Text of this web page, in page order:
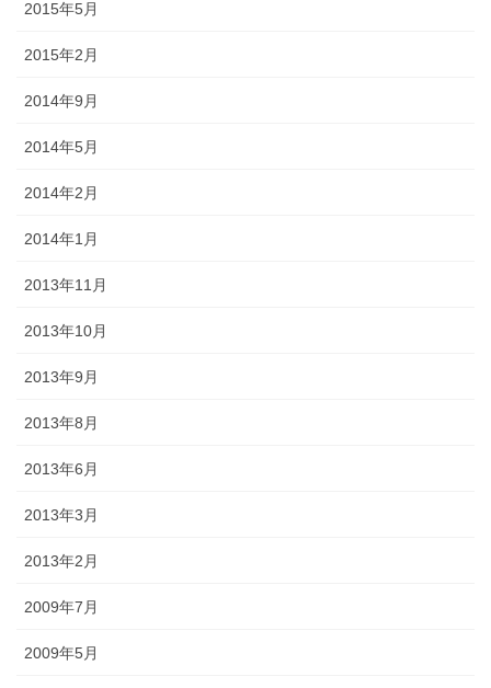
2015年5月
2015年2月
2014年9月
2014年5月
2014年2月
2014年1月
2013年11月
2013年10月
2013年9月
2013年8月
2013年6月
2013年3月
2013年2月
2009年7月
2009年5月